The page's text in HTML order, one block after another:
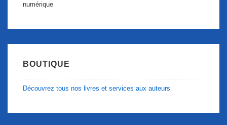
numérique
BOUTIQUE
Découvrez tous nos livres et services aux auteurs